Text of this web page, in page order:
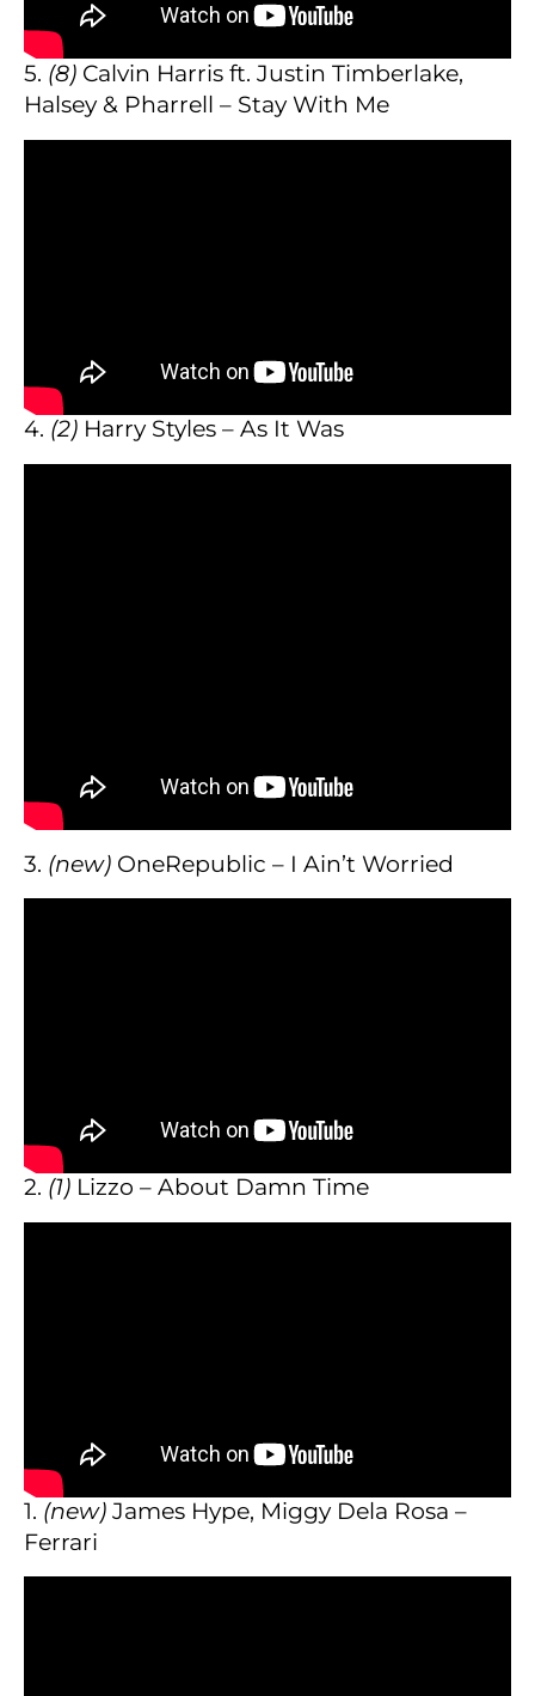
5. (8) Calvin Harris ft. Justin Timberlake,
Halsey & Pharrell – Stay With Me
4. (2) Harry Styles – As It Was
3. (new) OneRepublic – I Ain’t Worried
2. (1) Lizzo – About Damn Time
1. (new) James Hype, Miggy Dela Rosa –
Ferrari